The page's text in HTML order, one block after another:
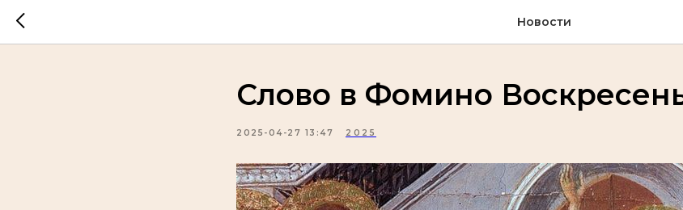
Новости
Слово в Фомино
2025-04-27 13:47 2025